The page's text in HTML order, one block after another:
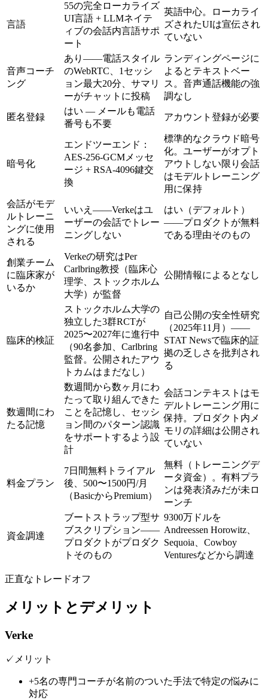
言語
55の完全ローカライズ
UI言語 + LLMネイテ
ィブの会話内言語サポ
ート
英語中心。ローカライ
ズされたUIは宣伝され
ていない
音声コーチ
ング
あり——電話スタイル
のWebRTC、1セッシ
ョン最大20分、サマリ
ーがチャットに投稿
ランディングページに
よるとテキストベー
ス。音声通話機能の強
調なし
匿名登録
はい — メールも電話
番号も不要
アカウント登録が必要
暗号化
エンドツーエンド：
AES-256-GCMメッセ
ージ + RSA-4096鍵交
換
標準的なクラウド暗号
化。ユーザーがオプト
アウトしない限り会話
はモデルトレーニング
用に保持
会話がモデ
ルトレーニ
ングに使用
される
いいえ——Verkeはユ
ーザーの会話でトレー
ニングしない
はい（デフォルト）
——プロダクトが無料
である理由そのもの
創業チーム
に臨床家が
いるか
Verkeの研究はPer
Carlbring教授（臨床心
理学、ストックホルム
大学）が監督
公開情報によるとなし
臨床的検証
ストックホルム大学の
独立した3群RCTが
2025〜2027年に進行中
（90名参加、Carlbring
監督。公開されたアウ
トカムはまだなし）
自己公開の安全性研究
（2025年11月）——
STAT Newsで臨床的証
拠の乏しさを批判され
る
数週間にわ
たる記憶
数週間から数ヶ月にわ
たって取り組んできた
ことを記憶し、セッシ
ョン間のパターン認識
をサポートするよう設
計
会話コンテキストはモ
デルトレーニング用に
保持。プロダクト内メ
モリの詳細は公開され
ていない
料金プラン
7日間無料トライアル
後、 500〜1500円/月
（BasicからPremium）
無料（トレーニングデ
ータ資金）。有料プラ
ンは発表済みだが未ロ
ーンチ
資金調達
ブートストラップ型サ
ブスクリプション——
プロダクトがプロダク
トそのもの
9300万ドルを
Andreessen Horowitz、
Sequoia、Cowboy
Venturesなどから調達
正直なトレードオフ
メリットとデメリット
Verke
✓ メリット
+5名の専門コーチが名前のついた手法で特定の悩みに
対応